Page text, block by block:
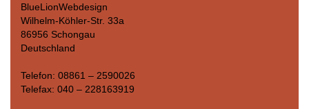
BlueLionWebdesign
Wilhelm-Köhler-Str. 33a
86956 Schongau
Deutschland
Telefon: 08861 – 2590026
Telefax: 040 – 228163919